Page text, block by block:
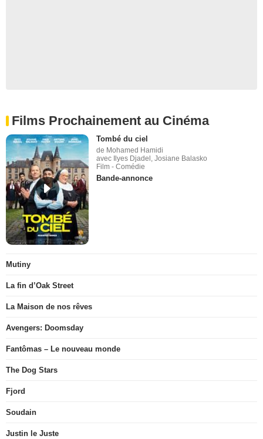
Films Prochainement au Cinéma
Tombé du ciel
de Mohamed Hamidi
avec Ilyes Djadel, Josiane Balasko
Film - Comédie
Bande-annonce
Mutiny
La fin d’Oak Street
La Maison de nos rêves
Avengers: Doomsday
Fantômas – Le nouveau monde
The Dog Stars
Fjord
Soudain
Justin le Juste